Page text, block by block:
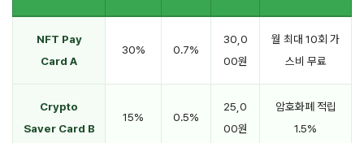
NFT Pay
Card A
30% 0.7%
30,0
00원
월 최대 10회 가
스비 무료
Crypto
Saver Card B
15% 0.5%
25,0
00원
암호화폐 적립
1.5%